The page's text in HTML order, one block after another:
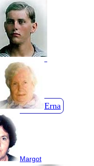
Erna
Margot